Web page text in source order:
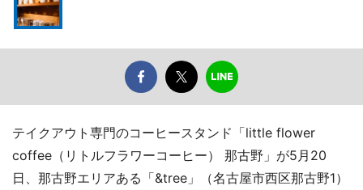
テイクアウト専門のコーヒースタンド「little flower
coffee（リトルフラワーコーヒー） 那古野」が5月20
日、那古野エリアある「&tree」（名古屋市西区那古野1）